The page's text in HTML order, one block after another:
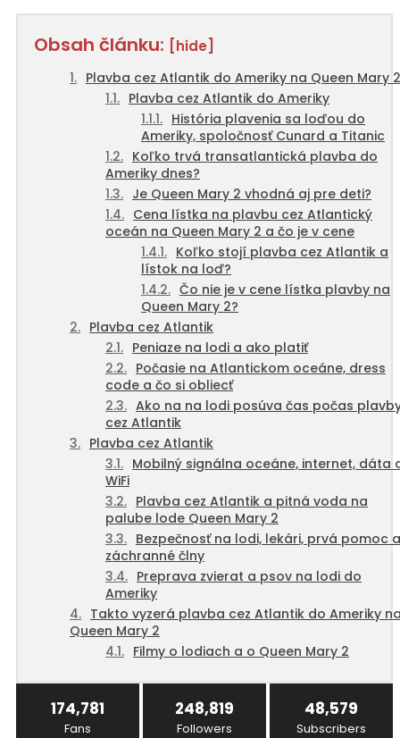
Obsah článku: [hide]
Plavba cez Atlantik do Ameriky na Queen Mary 2
Plavba cez Atlantik do Ameriky
História plavenia sa loďou do
Ameriky, spoločnosť Cunard a Titanic
Koľko trvá transatlantická plavba do
Ameriky dnes?
Je Queen Mary 2 vhodná aj pre deti?
Cena lístka na plavbu cez Atlantický
oceán na Queen Mary 2 a čo je v cene
Koľko stojí plavba cez Atlantik a
lístok na loď?
Čo nie je v cene lístka plavby na
Queen Mary 2?
Plavba cez Atlantik
Peniaze na lodi a ako platiť
Počasie na Atlantickom oceáne, dress
code a čo si obliecť
Ako na na lodi posúva čas počas
cez Atlantik
Plavba cez Atlantik
Mobilný signálna oceáne, internet, dáta
WiFi
Plavba cez Atlantik a pitná voda na
palube lode Queen Mary 2
Bezpečnosť na lodi, lekári, prvá pomoc a
záchranné člny
Preprava zvierat a psov na lodi do
Ameriky
Takto vyzerá plavba cez Atlantik do Ameriky
Queen Mary 2
Filmy o lodiach a o Queen Mary 2
174,781
Fans
248,819
Followers
48,579
Subscribers